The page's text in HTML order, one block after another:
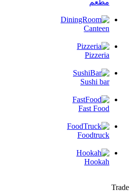
مطعم
Canteen
Pizzeria
Sushi bar
Fast Food
Foodtruck
Hookah
Trade